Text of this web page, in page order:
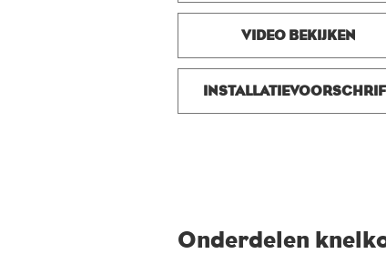
VIDEO BEKIJKEN
Onderdelen